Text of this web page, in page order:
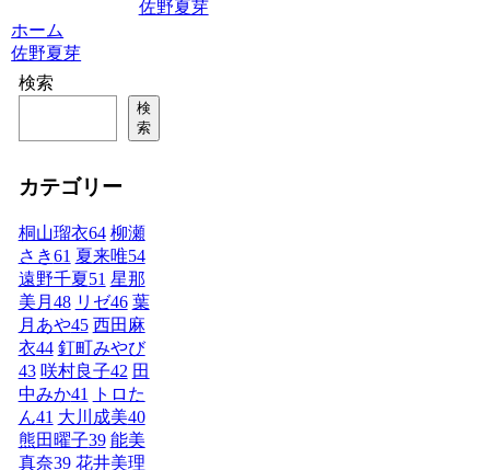
佐野夏芽
ホーム
佐野夏芽
検索
検
索
カテゴリー
桐山瑠衣64 柳瀬
さき61 夏来唯54
遠野千夏51 星那
美月 48 リゼ46 葉
月あや45 西田麻
衣44 釘町みやび
43 咲村良子42 田
中みか41
トロた
ん41 大川成美40
熊田曜子39 能美
真奈39 花井美理